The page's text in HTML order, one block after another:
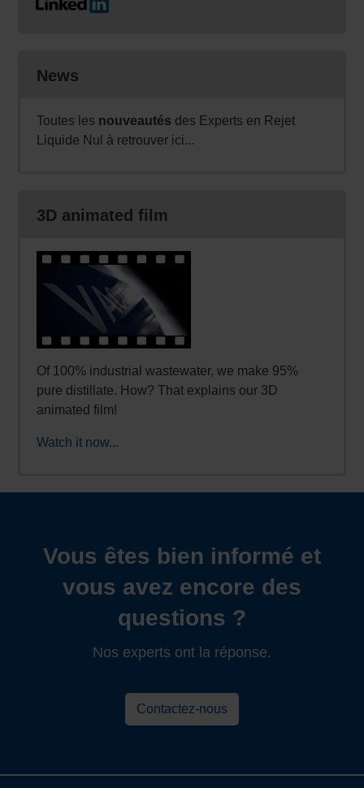
News
Toutes les nouveautés des Experts en Rejet
Liquide Nul à retrouver ici...
3D animated film
Of 100% industrial wastewater, we make 95%
pure distillate. How? That explains our 3D
animated film!
Watch it now...
Vous êtes bien informé et
vous avez encore des
questions ?
Nos experts ont la réponse.
Contactez-nous